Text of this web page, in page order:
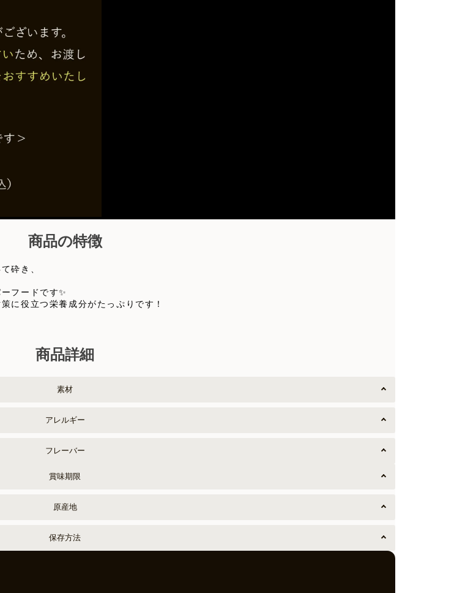
商品の特徴
砕き、
フードです✨
に役立つ栄養成分がたっぷりです！
商品詳細
素材
アレルギー
フレーバー
賞味期限
原産地
保存方法